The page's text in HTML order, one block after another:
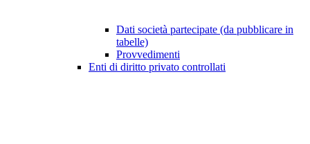
Dati società partecipate (da pubblicare in
tabelle)
Provvedimenti
Enti di diritto privato controllati